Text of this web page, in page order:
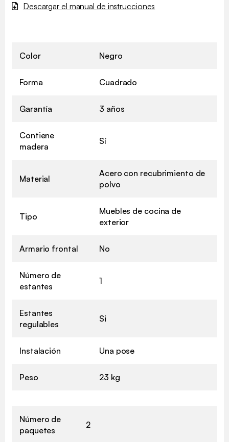
Descargar el manual de instrucciones
Color Negro
Forma Cuadrado
Garantía 3 años
Contiene
madera
Sí
Material
Acero con recubrimiento de
polvo
Tipo
Muebles de cocina de
exterior
Armario frontal No
Número de
estantes
1
Estantes
regulables
Si
Instalación Una pose
Peso 23 kg
Número de
paquetes
2